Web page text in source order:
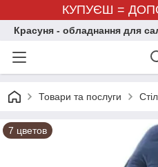
КУПУЄШ =
Красуня - обладнання для
Товари та послуги
7 цветов